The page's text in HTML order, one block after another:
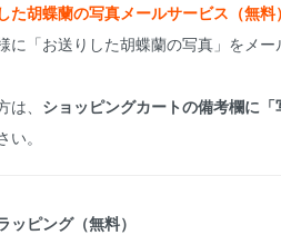
胡蝶蘭の写真メールサービス（無料）
に「お送りした胡蝶蘭の写真」をメー
、 ショッピングカートの備考欄に「
。
ッピング（無料）